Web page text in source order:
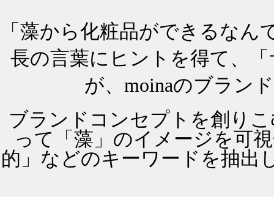
「藻から化粧品ができるな
長の言葉にヒントを得て、
が、moinaのブラン
ブランドコンセプトを創り
って「藻」のイメージを可
的」などのキーワードを抽出